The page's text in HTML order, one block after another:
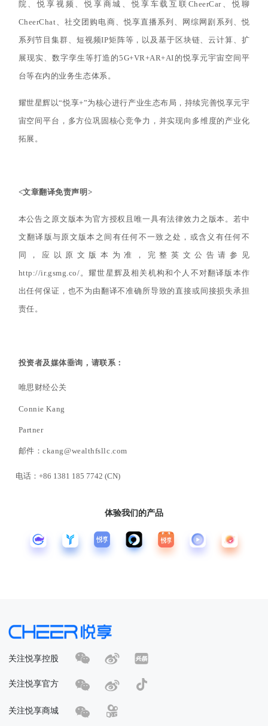
院、悦享视频、悦享商城、悦享车载互联CheerCar、悦聊
CheerChat、社交团购电商、悦享直播系列、网综网剧系列、悦
系列节目集群、短视频IP矩阵等，以及基于区块链、云计算、扩
展现实、数字孪生等打造的5G+VR+AR+AI的悦享元宇宙空间平
台等在内的业务生态体系。
耀世星辉以“悦享+”为核心进行产业生态布局，持续完善悦享元宇
宙空间平台，多方位巩固核心竞争力，并实现向多维度的产业化
拓展。
<文章翻译免责声明>
本公告之原文版本为官方授权且唯一具有法律效力之版本。若中
文翻译版与原文版本之间有任何不一致之处，或含义有任何不
同，应以原文版本为准，完整英文公告请参见
http://ir.gsmg.co/。耀世星辉及相关机构和个人不对翻译版本作
出任何保证，也不为由翻译不准确所导致的直接或间接损失承担
责任。
投资者及媒体垂询，请联系：
唯思财经公关
Connie Kang
Partner
邮件：ckang@wealthfsllc.com
电话： +86 1381 185 7742 (CN)
体验我们的产品
关注悦享控股
关注悦享官方
关注悦享商城